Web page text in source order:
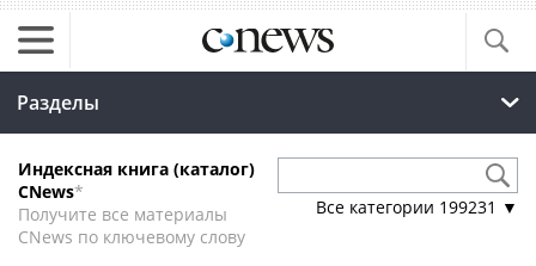
Разделы
Индексная книга (каталог)
CNews*
Получите все материалы
CNews по ключевому слову
Все категории 199231 ▼